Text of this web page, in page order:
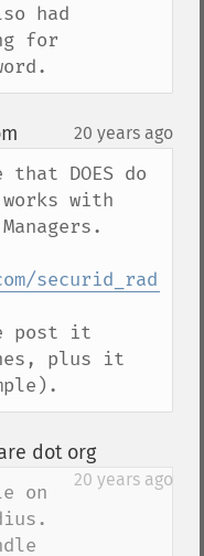
had
for
20 years ago
DOES do
works with
post it
plus it
dot org¶
20 years ago
on